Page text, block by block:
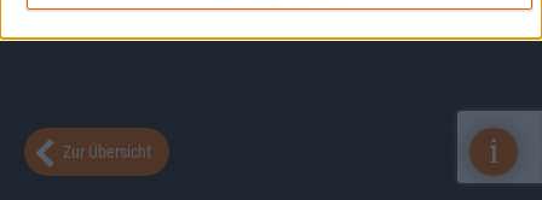
Zur Übersicht i